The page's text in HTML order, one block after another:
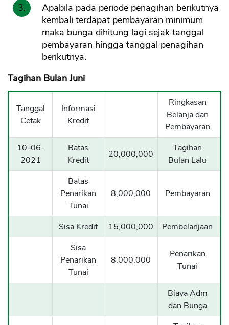
Apabila pada periode penagihan berikutnya
kembali terdapat pembayaran minimum
maka bunga dihitung lagi sejak tanggal
pembayaran hingga tanggal penagihan
berikutnya.
Tagihan Bulan Juni
Tanggal
Cetak
Informasi
Kredit
Ringkasan
Belanja dan
Pembayaran
10-06-
2021
Batas
Kredit
20,000,000
Tagihan
Bulan Lalu
Batas
Penarikan
Tunai
8,000,000 Pembayaran
Sisa Kredit 15,000,000 Pembelanjaan
Sisa
Penarikan
Tunai
8,000,000
Penarikan
Tunai
Biaya Adm
dan Bunga